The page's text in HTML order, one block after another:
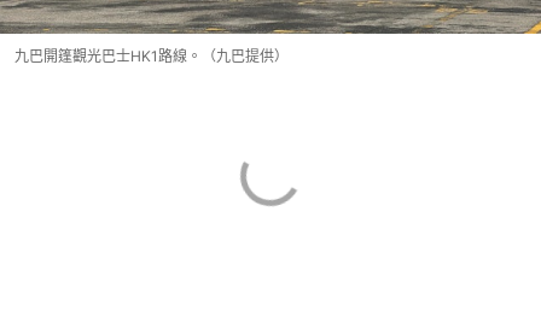
九巴開篷觀光巴士HK1路線。（九巴提供）